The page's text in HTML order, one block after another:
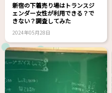
新宿の下着売り場はトランスジ
ェンダー女性が利用できる？で
きない？調査してみた
2024年05月28日